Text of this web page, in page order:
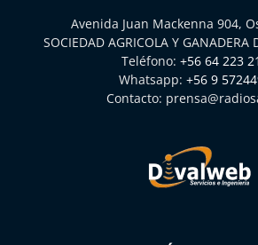
Avenida Juan Mackenna 904,
SOCIEDAD AGRICOLA Y GANADERA
Teléfono: +56 64 223
Whatsapp: +56 9
Contacto: